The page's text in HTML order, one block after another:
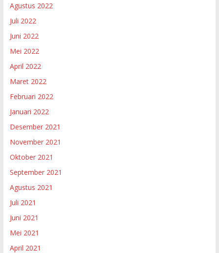
Agustus 2022
Juli 2022
Juni 2022
Mei 2022
April 2022
Maret 2022
Februari 2022
Januari 2022
Desember 2021
November 2021
Oktober 2021
September 2021
Agustus 2021
Juli 2021
Juni 2021
Mei 2021
April 2021